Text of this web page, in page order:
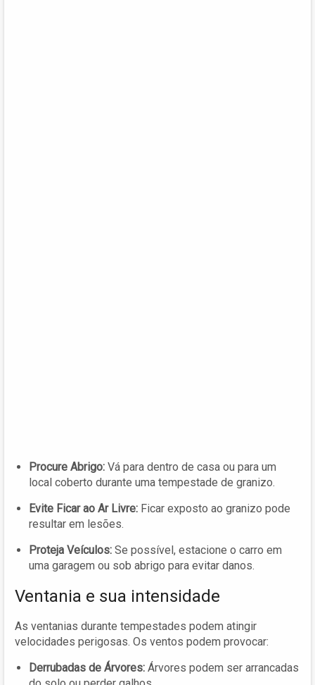
Procure Abrigo: Vá para dentro de casa ou para um
local coberto durante uma tempestade de granizo.
Evite Ficar ao Ar Livre: Ficar exposto ao granizo pode
resultar em lesões.
Proteja Veículos: Se possível, estacione o carro em
uma garagem ou sob abrigo para evitar danos.
Ventania e sua intensidade
As ventanias durante tempestades podem atingir
velocidades perigosas. Os ventos podem provocar:
Derrubadas de Árvores: Árvores podem ser arrancadas